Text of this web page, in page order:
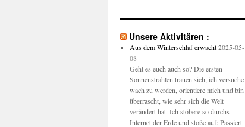
Unsere Aktivitären :
Aus dem Winterschlaf erwacht 2025-05-
08
Geht es euch auch so? Die ersten
Sonnenstrahlen trauen sich, ich versuche
wach zu werden, orientiere mich und bin
überrascht, wie sehr sich die Welt
verändert hat. Ich stöbere so durchs
Internet der Erde und stoße auf: Passiert